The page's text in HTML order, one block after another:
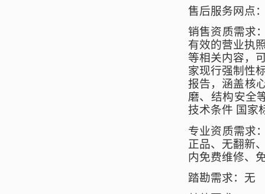
售后服务网点
销售资质需求
有效的营业执
等相关内容，
家现行强制性
报告，涵盖核
磨、结构安全
技术条件 国家
专业资质需求
正品、无翻新
内免费维修、
踏勘需求：无